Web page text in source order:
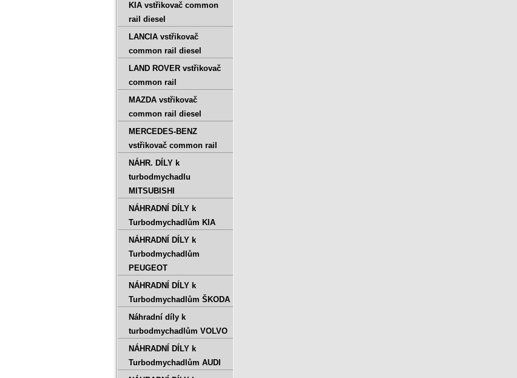
KIA vstřikovač common
rail diesel
LANCIA vstřikovač
common rail diesel
LAND ROVER vstřikovač
common rail
MAZDA vstřikovač
common rail diesel
MERCEDES-BENZ
vstřikovač common rail
NÁHR. DÍLY k
turbodmychadlu
MITSUBISHI
NÁHRADNÍ DÍLY k
Turbodmychadlům KIA
NÁHRADNÍ DÍLY k
Turbodmychadlům
PEUGEOT
NÁHRADNÍ DÍLY k
Turbodmychadlům ŠKODA
Náhradní díly k
turbodmychadlům VOLVO
NÁHRADNÍ DÍLY k
Turbodmychadlům AUDI